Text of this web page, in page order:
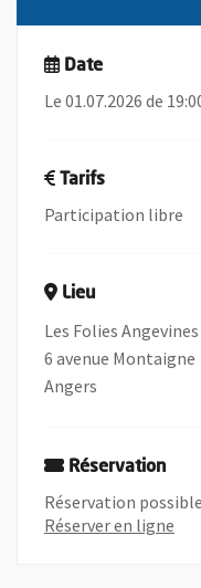
Date
Le 01.07.2026 de
Tarifs
Participation libre
Lieu
Les Folies Angevines
6 avenue Montaigne
Angers
Réservation
Réservation possible
Réserver en ligne